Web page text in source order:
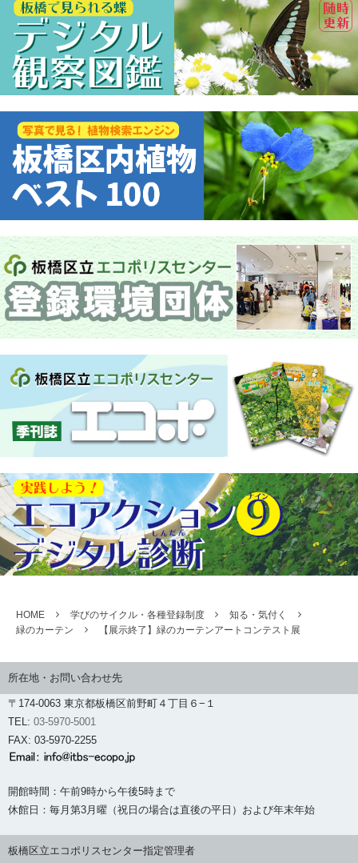
HOME 学びのサイクル・各種登録制度
知る・気付く
緑のカーテン
【展示終了】緑のカーテンアートコンテスト展
所在地・お問い合わせ先
〒174-0063 東京都板橋区前野町４丁目６−１
TEL: 03-5970-5001
FAX: 03-5970-2255
開館時間：午前9時から午後5時まで
休館日：毎月第3月曜（祝日の場合は直後の平日）および年末年始
板橋区立エコポリスセンター指定管理者